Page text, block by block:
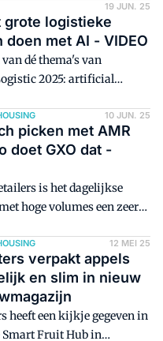
zet heel gericht
in voor het
van bepaalde
zodat er meer tijd
menselijk contact. Wout
2025, gaat bij
om onder meer te
je up-to-date blijft als
interne AI-afdeling hebt.
19 JUN. 25
grote logistieke
met AI - VIDEO
dé thema's van
2025: artificial
het inhoudelijke
de kansen en
AI centraal. Hoe spelen
logistieke bedrijven in op
langs topmannen- en
beurs in München.
10 JUN. 25
picken met AMR
doet GXO dat -
is het dagelijkse
hoge volumes een zeer
daar wat op te hebben
mocht dat wekenlang
magazijn van GXO in Oss
Andere retailers,
Engeland, keken over de
12 MEI 25
verpakt appels
en slim in nieuw
heeft een kijkje gegeven in
Fruit Hub in